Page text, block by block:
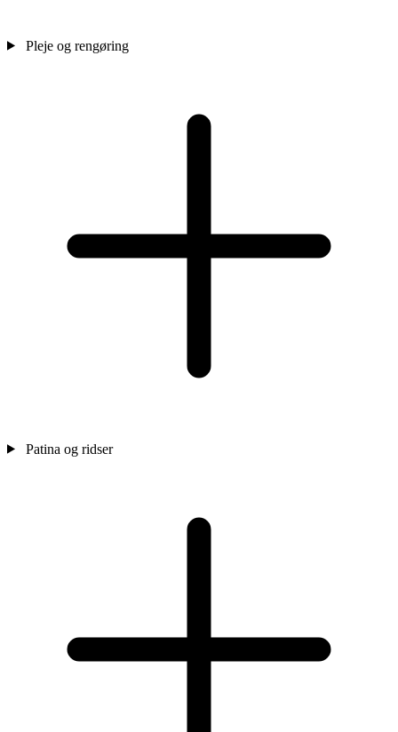
Pleje og rengøring
Patina og ridser